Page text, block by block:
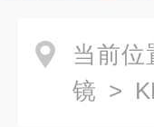
当前位
镜 >